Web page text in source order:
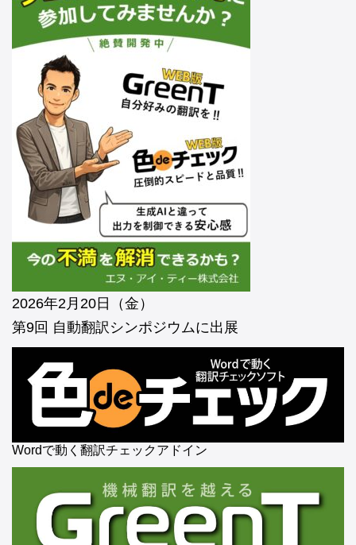
2026年2月20日（金）
第9回 自動翻訳シンポジウムに出展
Wordで動く翻訳チェックアドイン